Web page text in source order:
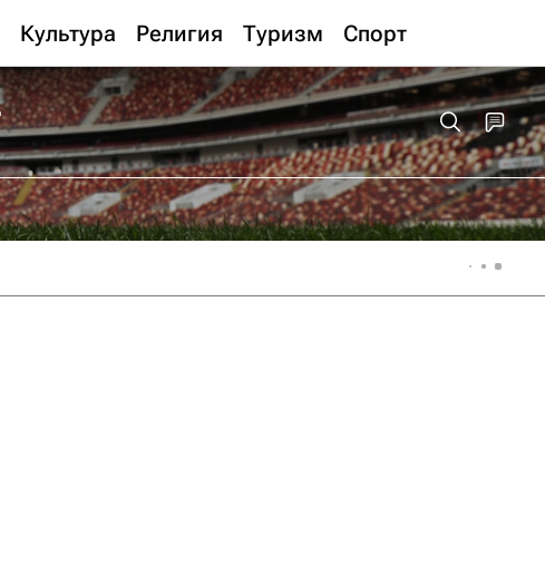
Культура Религия Туризм Спорт